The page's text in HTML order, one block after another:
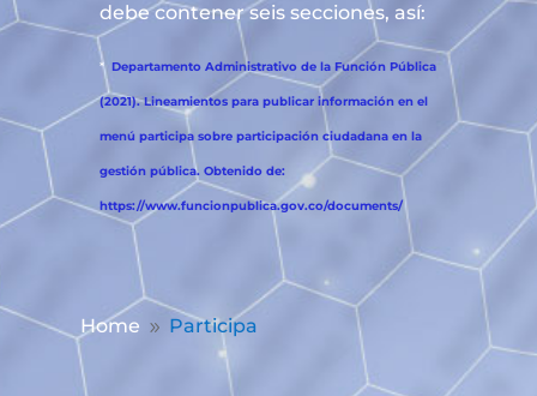
debe contener seis secciones, así:
* Departamento Administrativo de la Función Pública
(2021). Lineamientos para publicar información en el
menú participa sobre participación ciudadana en la
gestión pública. Obtenido de:
https://www.funcionpublica.gov.co/documents/
Home 9 Participa